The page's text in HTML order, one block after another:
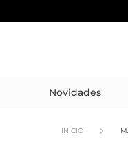
Novidades
INÍCIO